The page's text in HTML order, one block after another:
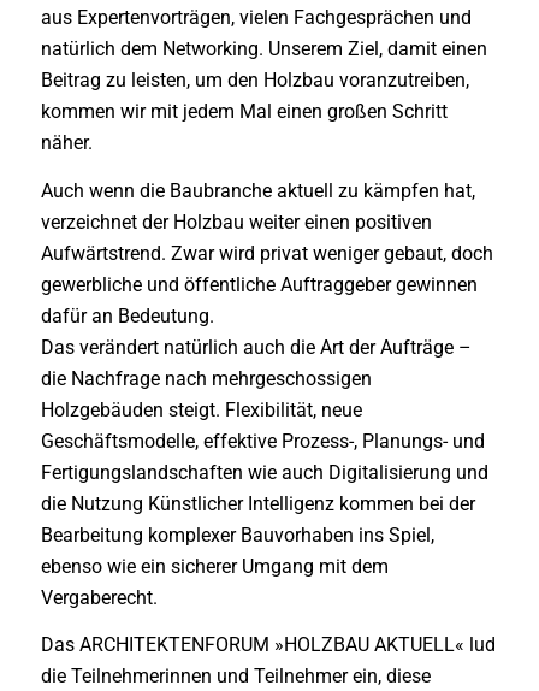
aus Expertenvorträgen, vielen Fachgesprächen und
natürlich dem Networking. Unserem Ziel, damit einen
Beitrag zu leisten, um den Holzbau voranzutreiben,
kommen wir mit jedem Mal einen großen Schritt
näher.
Auch wenn die Baubranche aktuell zu kämpfen hat,
verzeichnet der Holzbau weiter einen positiven
Aufwärtstrend. Zwar wird privat weniger gebaut, doch
gewerbliche und öffentliche Auftraggeber gewinnen
dafür an Bedeutung.
Das verändert natürlich auch die Art der Aufträge –
die Nachfrage nach mehrgeschossigen
Holzgebäuden steigt. Flexibilität, neue
Geschäftsmodelle, effektive Prozess-, Planungs- und
Fertigungslandschaften wie auch Digitalisierung und
die Nutzung Künstlicher Intelligenz kommen bei der
Bearbeitung komplexer Bauvorhaben ins Spiel,
ebenso wie ein sicherer Umgang mit dem
Vergaberecht.
Das ARCHITEKTENFORUM »HOLZBAU AKTUELL« lud
die Teilnehmerinnen und Teilnehmer ein, diese